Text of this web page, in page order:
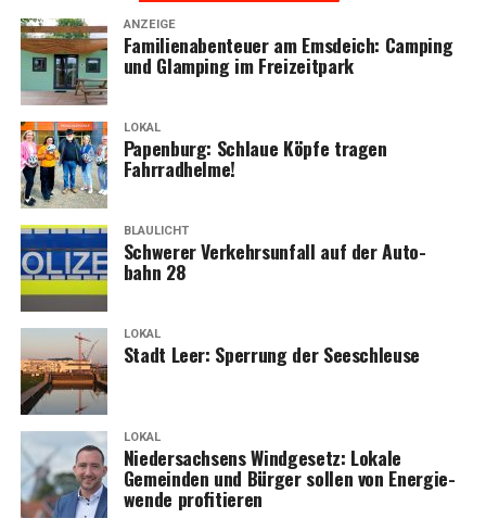
ANZEIGE
Fami­li­en­aben­teu­er am Ems­deich: Cam­ping
und Glam­ping im Freizeitpark
LOKAL
Papen­burg: Schlaue Köp­fe tra­gen
Fahrradhelme!
BLAULICHT
Schwe­rer Ver­kehrs­un­fall auf der Auto­
bahn 28
LOKAL
Stadt Leer: Sper­rung der Seeschleuse
LOKAL
Nie­der­sach­sens Wind­ge­setz: Loka­le
Gemein­den und Bür­ger sol­len von Ener­gie­
wen­de profitieren